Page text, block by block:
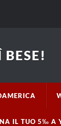
IL TUO 5‰ A